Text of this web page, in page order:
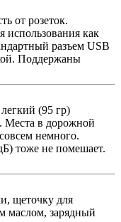
от розеток.
использования как
разъем USB
Поддержаны
(95 гр)
Места в дорожной
немного.
тоже не помешает.
щеточку для
маслом, зарядный